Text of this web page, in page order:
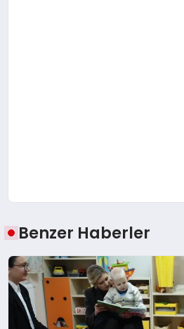
Benzer Haberler